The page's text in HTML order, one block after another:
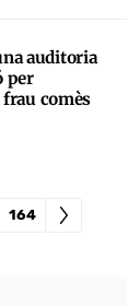
auditoria
per
comès
164